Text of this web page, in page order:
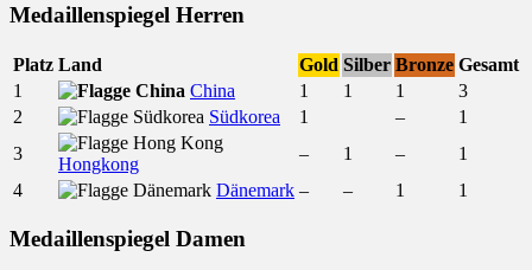
Medaillenspiegel Herren
Platz Land Gold Silber Bronze Gesamt
1
China 1 1 1
3
2
Südkorea 1 –
1
3
Hongkong
– 1 –
1
4
Dänemark – – 1 1
Medaillenspiegel Damen